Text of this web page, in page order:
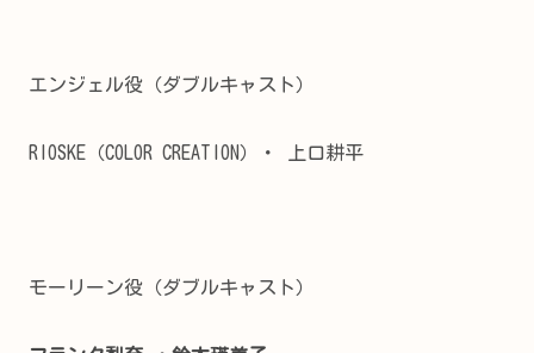
エンジェル役（ダブルキャスト）
RIOSKE（COLOR CREATION）・ 上口耕平
モーリーン役（ダブルキャスト）